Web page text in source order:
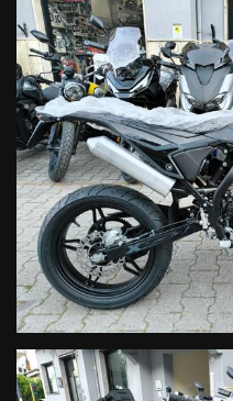
semplice ed elegante, che
come al primo campo gara.
I nuovi RR 50 2025sono pronti
città, soddisfacendo ogni
modelli disponibili.
LaRR 50 Motardesprime tutta
dove ogni curva diventa pura
leggerissimi cerchi neri da 17”,
versione, vanta il look da vera
Versioni:
RR Motard– Colori: Nero /
RR Motard Sport– Colori: Nero
RR Motard Track
– Colori: Nero
Motore monocilindrico 2-
ed equipaggiato con oil